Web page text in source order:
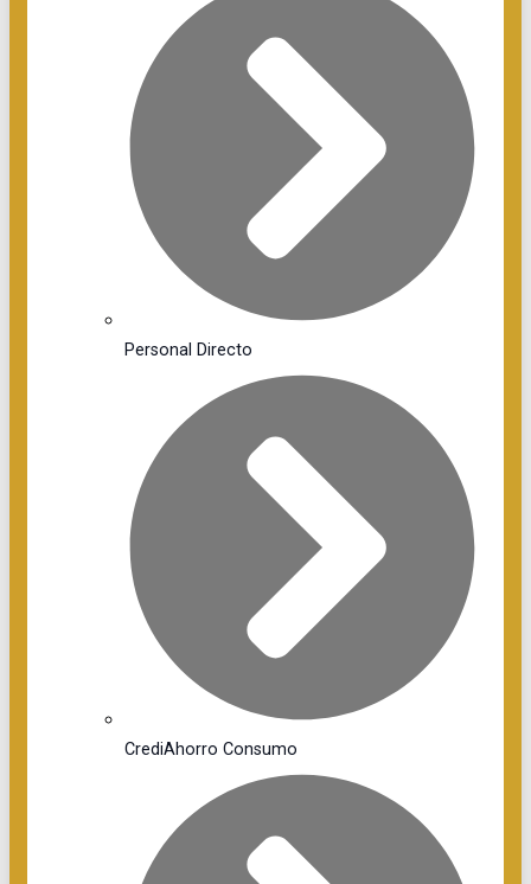
Personal Directo
CrediAhorro Consumo